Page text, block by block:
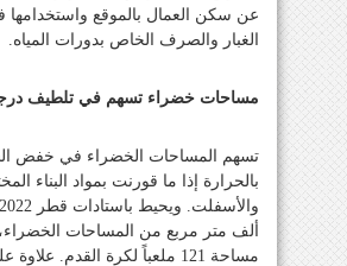
عن سكن العمال بالموقع واستخدامها
الغبار والصرف الخاص بدورات المياه.
مساحات خضراء تسهم في تلطيف
تسهم المساحات الخضراء في خفض
بالحرارة إذا ما قورنت بمواد البناء
ألف متر مربع من المساحات
مساحة 121 ملعباً لكرة القدم.